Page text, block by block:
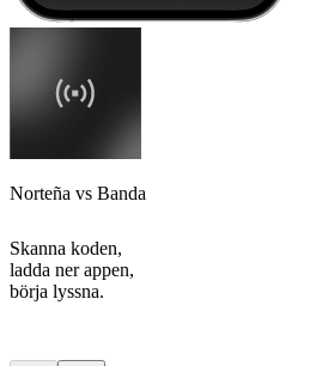
Norteña vs Banda
Skanna koden,
ladda ner appen,
börja lyssna.